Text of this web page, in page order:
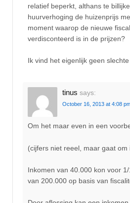
relatief beperkt, althans te
huurverhoging de huizenprijs
moment waarop de nieuwe
verdisconteerd is in de prijzen?
Ik vind het eigenlijk geen
tinus says:
October 16, 2013 at 4:08
Om het maar even in een
(cijfers niet reeel, maar gaat om
Inkomen van 40.000 kon voor
van 200.000 op basis van